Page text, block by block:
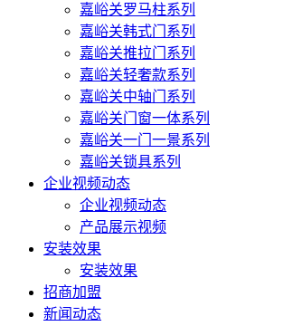
嘉峪关罗马柱系列
嘉峪关韩式门系列
嘉峪关推拉门系列
嘉峪关轻奢款系列
嘉峪关中轴门系列
嘉峪关门窗一体系列
嘉峪关一门一景系列
嘉峪关锁具系列
企业视频动态
企业视频动态
产品展示视频
安装效果
安装效果
招商加盟
新闻动态